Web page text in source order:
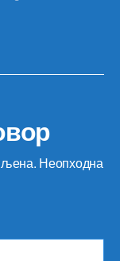
Неопходна